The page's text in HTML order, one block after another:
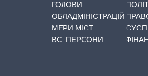
ГОЛОВИ
ОБЛАДМІНІСТРАЦІЙ
МЕРИ МІСТ
ВСІ ПЕРСОНИ